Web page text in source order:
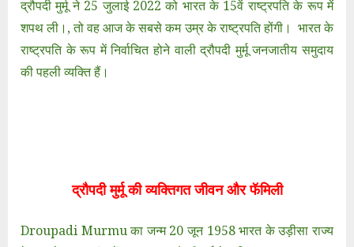
द्रौपदी मुर्मू ने 25 जुलाई 2022 को भारत के 15वें राष्ट्रपति के रूप में
शपथ ली।, तो वह आज के सबसे कम उम्र के राष्ट्रपति होंगी। भारत के
राष्ट्रपति के रूप में निर्वाचित होने वाली द्रौपदी मुर्मू जनजातीय समुदाय
की पहली व्यक्ति हैं।
द्रौपदी मुर्मू की व्यक्तिगत जीवन और फॅमिली
Droupadi Murmu का जन्म 20 जून 1958 भारत के उड़ीसा राज्य